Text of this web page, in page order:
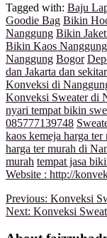
Tagged with: Baju
Goodie Bag Bikin
Nanggung Bikin
Bikin Kaos Nanggung
Nanggung Bogor
dan Jakarta dan
Konveksi di
Konveksi Sweater di
nyari tempat bikin
085777139748
kaos kemeja harga
harga ter murah di
murah tempat jasa
Website : http://
Previous: Konveksi
Next: Konveksi